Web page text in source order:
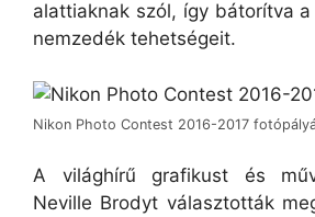
alattiaknak szól, így bátorítva
nemzedék tehetségeit.
Nikon Photo Contest 2016-2017
A világhírű grafikust és
Neville Brodyt választották